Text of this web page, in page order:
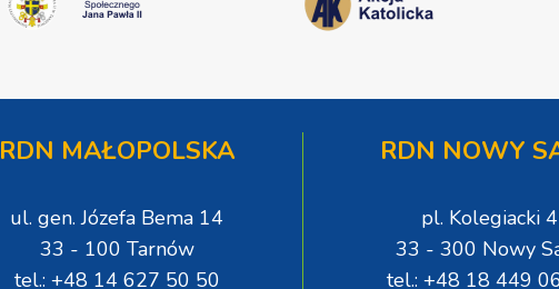
RDN MAŁOPOLSKA
ul. gen. Józefa Bema 14
33 - 100 Tarnów
tel.: +48 14 627 50 50
RDN NOWY
pl. Kolegiacki 4
33 - 300 Nowy
tel.: +48 18 449